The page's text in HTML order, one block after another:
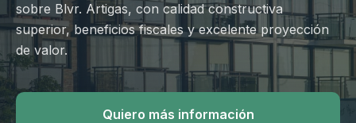
Contacto
Hablar por WhatsApp
sobre Blvr. Artigas, con calidad constructiva
superior, beneficios fiscales y excelente proyección
de valor.
Quiero más información